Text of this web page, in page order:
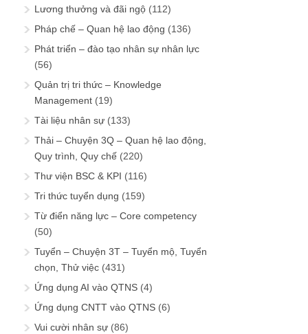
Lương thưởng và đãi ngộ (112)
Pháp chế – Quan hệ lao động (136)
Phát triển – đào tạo nhân sự nhân lực
(56)
Quản trị tri thức – Knowledge
Management (19)
Tài liệu nhân sự (133)
Thải – Chuyện 3Q – Quan hệ lao động,
Quy trình, Quy chế (220)
Thư viện BSC & KPI (116)
Tri thức tuyển dụng (159)
Từ điển năng lực – Core competency
(50)
Tuyển – Chuyện 3T – Tuyển mộ, Tuyển
chọn, Thử việc (431)
Ứng dụng AI vào QTNS (4)
Ứng dụng CNTT vào QTNS (6)
Vui cười nhân sự (86)